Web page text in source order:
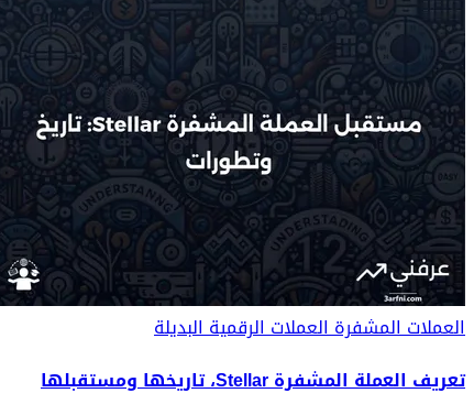
العملات المشفرةالعملات الرقمية البديلة
تعريف العملة المشفرة Stellar، تاريخها ومستقبلها